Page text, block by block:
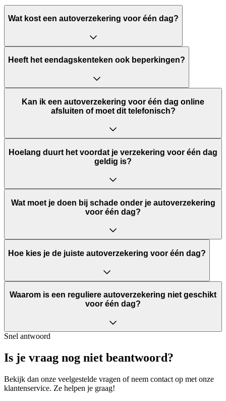
Wat kost een autoverzekering voor één dag?
Heeft het eendagskenteken ook beperkingen?
Kan ik een autoverzekering voor één dag online
afsluiten of moet dit telefonisch?
Hoelang duurt het voordat je verzekering voor één dag
geldig is?
Wat moet je doen bij schade onder je autoverzekering
voor één dag?
Hoe kies je de juiste autoverzekering voor één dag?
Waarom is een reguliere autoverzekering niet geschikt
voor één dag?
Snel antwoord
Is je vraag nog niet beantwoord?
Bekijk dan onze veelgestelde vragen of neem contact op met onze
klantenservice. Ze helpen je graag!